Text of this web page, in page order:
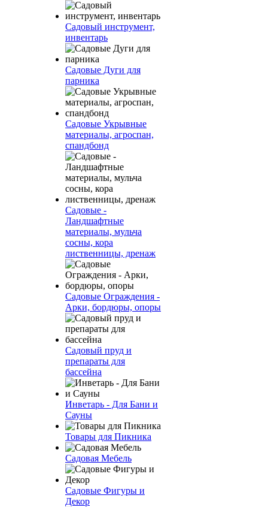
Садовый инструмент,
инвентарь
Садовые Дуги для
парника
Садовые Укрывные
материалы, агроспан,
спандбонд
Садовые -
Ландшафтные
материалы, мульча
сосны, кора
лиственницы, дренаж
Садовые Ограждения -
Арки, бордюры, опоры
Садовый пруд и
препараты для
бассейна
Инветарь - Для Бани и
Сауны
Товары для Пикника
Садовая Мебель
Садовые Фигуры и
Декор